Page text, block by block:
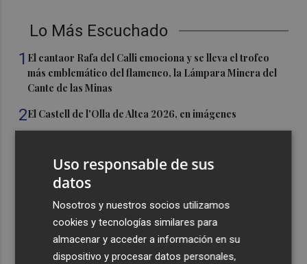
Lo Más Escuchado
1 El cantaor Rafa del Calli emociona y se lleva el trofeo
más emblemático del flamenco, la Lámpara Minera del
Cante de las Minas
2El Castell de l'Olla de Altea 2026, en imágenes
con una victoria contra el Galatasaray
El once del Valencia CF para el último Trofeu Taronja de
Mestalla
Uso responsable de sus
datos
Nosotros y nuestros socios utilizamos
cookies y tecnologías similares para
almacenar y acceder a información en su
dispositivo y procesar datos personales,